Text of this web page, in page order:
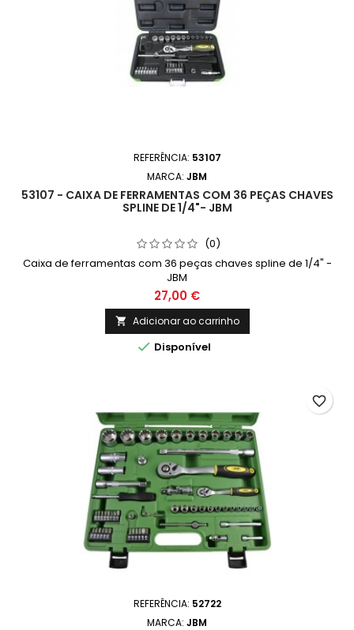
REFERÊNCIA: 53107
MARCA: JBM
53107 - CAIXA DE FERRAMENTAS COM 36 PEÇAS CHAVES
SPLINE DE 1/4"- JBM
(0)
Caixa de ferramentas com 36 peças chaves spline de 1/4" -
JBM
27,00 €
 Adicionar ao carrinho
 Disponível
REFERÊNCIA: 52722
MARCA: JBM
favorite_border